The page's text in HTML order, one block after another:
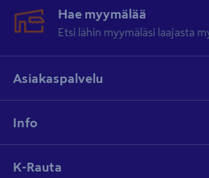
Hae myymälää
Etsi lähin myymäläsi laajasta
Asiakaspalvelu
Info
K-Rauta